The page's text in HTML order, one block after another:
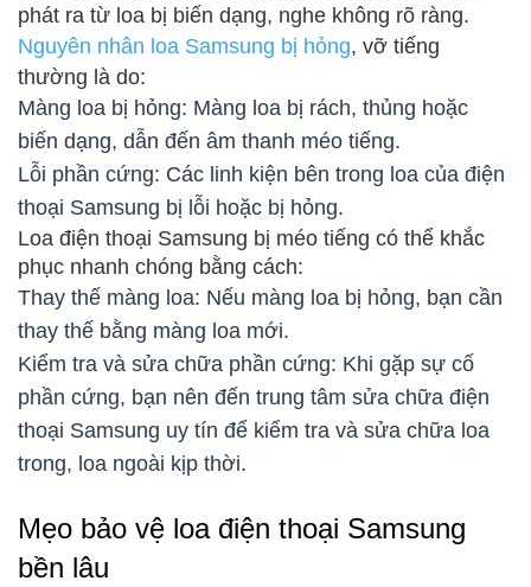
phát ra từ loa bị biến dạng, nghe không rõ ràng.
Nguyên nhân loa Samsung bị hỏng, vỡ tiếng
thường là do:
Màng loa bị hỏng: Màng loa bị rách, thủng hoặc
biến dạng, dẫn đến âm thanh méo tiếng.
Lỗi phần cứng: Các linh kiện bên trong loa của điện
thoại Samsung bị lỗi hoặc bị hỏng.
Loa điện thoại Samsung bị méo tiếng có thể khắc
phục nhanh chóng bằng cách:
Thay thế màng loa: Nếu màng loa bị hỏng, bạn cần
thay thế bằng màng loa mới.
Kiểm tra và sửa chữa phần cứng: Khi gặp sự cố
phần cứng, bạn nên đến trung tâm sửa chữa điện
thoại Samsung uy tín để kiểm tra và sửa chữa loa
trong, loa ngoài kịp thời.
Mẹo bảo vệ loa điện thoại Samsung
bền lâu